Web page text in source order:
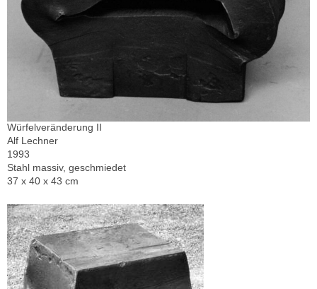
Würfelveränderung II
Alf Lechner
1993
Stahl massiv, geschmiedet
37 x 40 x 43 cm